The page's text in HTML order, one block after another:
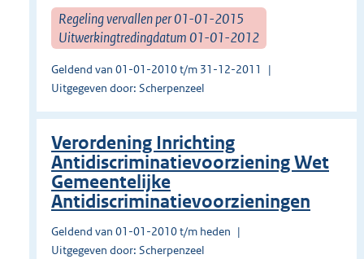
Regeling vervallen per 01-01-2015
Uitwerkingtredingdatum 01-01-2012
Geldend van 01-01-2010 t/m 31-12-2011
Uitgegeven door: Scherpenzeel
Verordening Inrichting
Antidiscriminatievoorziening Wet
Gemeentelijke
Antidiscriminatievoorzieningen
Geldend van 01-01-2010 t/m heden
Uitgegeven door: Scherpenzeel